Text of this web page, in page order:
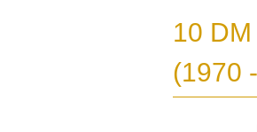
10
(1970